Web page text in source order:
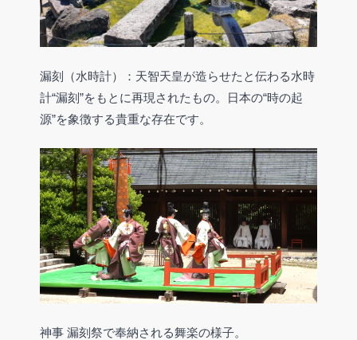
漏刻（水時計）：天智天皇が造らせたと伝わる水時
計“漏刻”をもとに再現されたもの。日本の“時の起
源”を象徴する貴重な存在です。
神事 漏刻祭で奉納される舞楽の様子。